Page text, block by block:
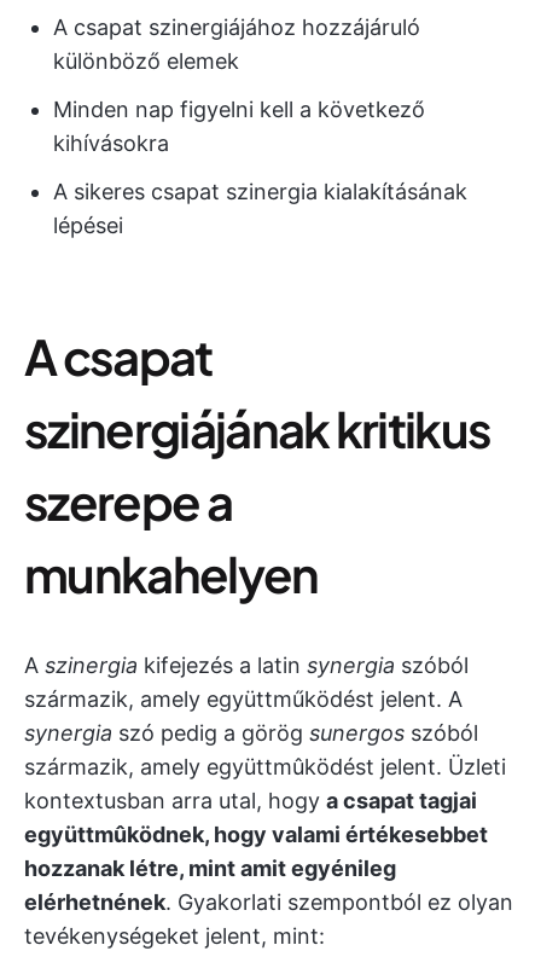
A csapat szinergiájához hozzájáruló
különböző elemek
Minden nap figyelni kell a következő
kihívásokra
A sikeres csapat szinergia kialakításának
lépései
A csapat
szinergiájának kritikus
szerepe a
munkahelyen
A szinergia kifejezés a latin synergia szóból
származik, amely együttműködést jelent. A
synergia szó pedig a görög sunergos szóból
származik, amely együttmûködést jelent. Üzleti
kontextusban arra utal, hogy a csapat tagjai
együttmûködnek, hogy valami értékesebbet
hozzanak létre, mint amit egyénileg
elérhetnének. Gyakorlati szempontból ez olyan
tevékenységeket jelent, mint: